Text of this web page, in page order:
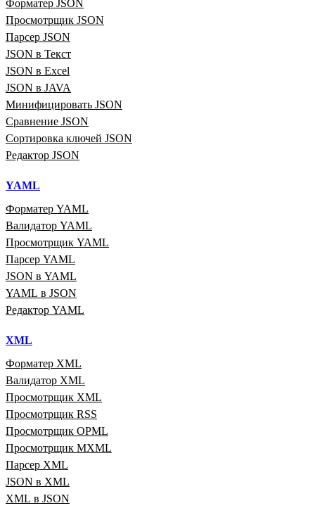
Форматер JSON
Просмотрщик JSON
Парсер JSON
JSON в Текст
JSON в Excel
JSON в JAVA
Минифицировать JSON
Сравнение JSON
Сортировка ключей JSON
Редактор JSON
YAML
Форматер YAML
Валидатор YAML
Просмотрщик YAML
Парсер YAML
JSON в YAML
YAML в JSON
Редактор YAML
XML
Форматер XML
Валидатор XML
Просмотрщик XML
Просмотрщик RSS
Просмотрщик OPML
Просмотрщик MXML
Парсер XML
JSON в XML
XML в JSON